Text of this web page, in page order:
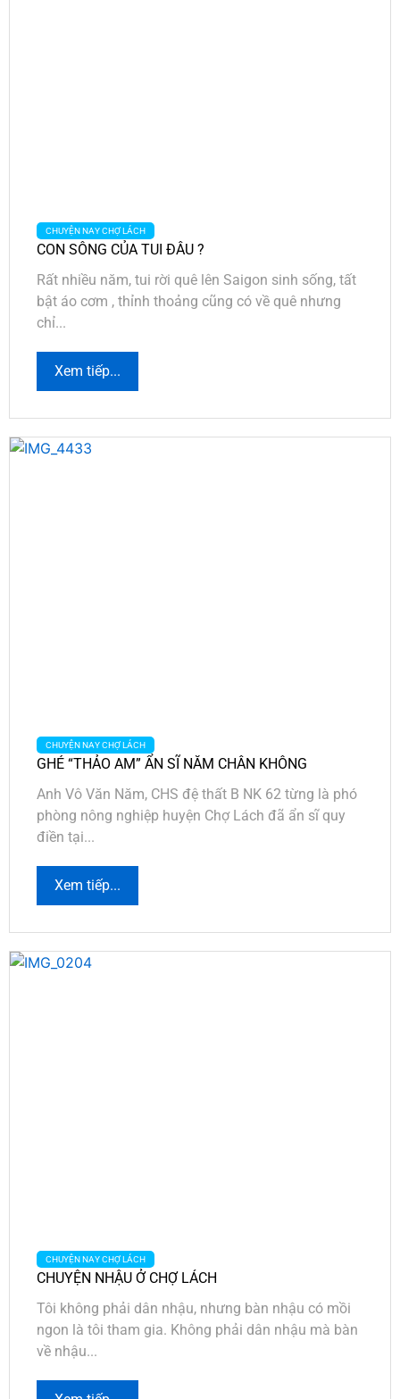
CHUYỆN NAY CHỢ LÁCH
CON SÔNG CỦA TUI ĐÂU ?
Rất nhiều năm, tui rời quê lên Saigon sinh sống, tất
bật áo cơm , thỉnh thoảng cũng có về quê nhưng
chỉ...
Xem tiếp...
CHUYỆN NAY CHỢ LÁCH
GHÉ “THẢO AM” ẨN SĨ NĂM CHÂN KHÔNG
Anh Vô Văn Năm, CHS đệ thất B NK 62 từng là phó
phòng nông nghiệp huyện Chợ Lách đã ẩn sĩ quy
điền tại...
Xem tiếp...
CHUYỆN NAY CHỢ LÁCH
CHUYỆN NHẬU Ở CHỢ LÁCH
Tôi không phải dân nhậu, nhưng bàn nhậu có mồi
ngon là tôi tham gia. Không phải dân nhậu mà bàn
về nhậu...